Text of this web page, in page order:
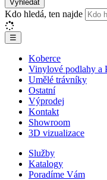
Vyhledat
Kdo hledá, ten najde
☰
Koberce
Vinylové podlahy a
Umělé trávníky
Ostatní
Výprodej
Kontakt
Showroom
3D vizualizace
Služby
Katalogy
Poradíme Vám